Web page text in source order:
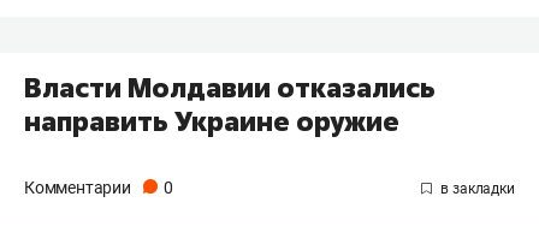
Власти Молдавии отказались
направить Украине оружие
Комментарии 0